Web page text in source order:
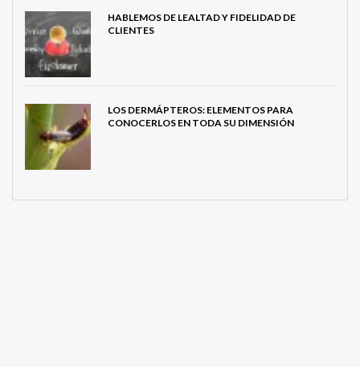
HABLEMOS DE LEALTAD Y FIDELIDAD DE
CLIENTES
LOS DERMÁPTEROS: ELEMENTOS PARA
CONOCERLOS EN TODA SU DIMENSIÓN